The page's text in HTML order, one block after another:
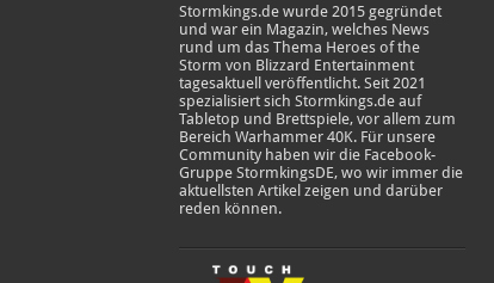
Stormkings.de wurde 2015 gegründet
und war ein Magazin, welches News
rund um das Thema Heroes of the
Storm von Blizzard Entertainment
tagesaktuell veröffentlicht. Seit 2021
spezialisiert sich Stormkings.de auf
Tabletop und Brettspiele, vor allem zum
Bereich Warhammer 40K. Für unsere
Community haben wir die Facebook-
Gruppe StormkingsDE, wo wir immer die
aktuellsten Artikel zeigen und darüber
reden können.